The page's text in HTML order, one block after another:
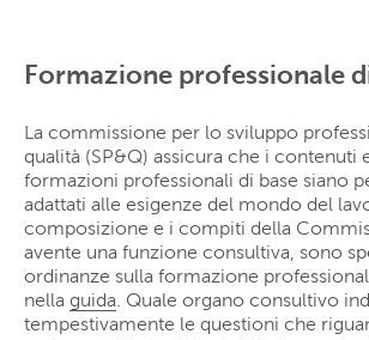
Formazione professionale
La commissione per lo sviluppo
qualità (SP&Q) assicura che i contenuti
formazioni professionali di base siano
adattati alle esigenze del mondo del
composizione e i compiti della
avente una funzione consultiva, sono
ordinanze sulla formazione
nella guida . Quale organo consultivo
tempestivamente le questioni che